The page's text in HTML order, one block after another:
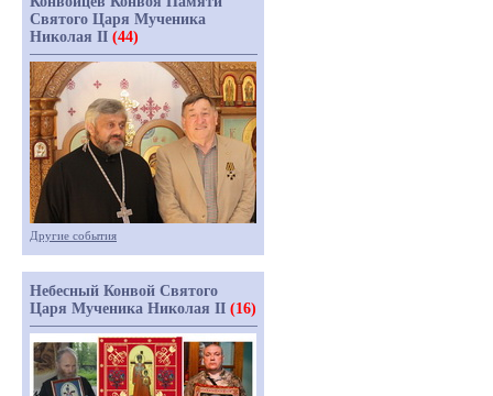
Святого Царя Мученика
Николая II (44)
Другие события
Небесный Конвой Святого
Царя Мученика Николая II (16)